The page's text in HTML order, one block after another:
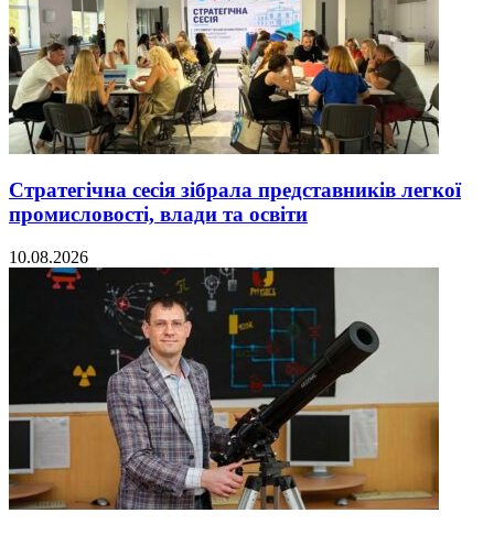
Стратегічна сесія зібрала представників легкої
промисловості, влади та освіти
10.08.2026